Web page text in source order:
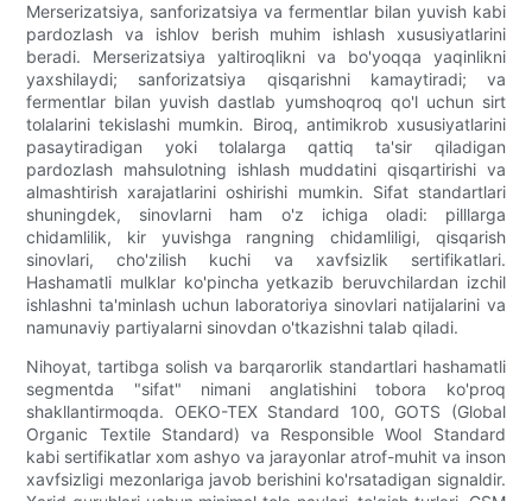
Merserizatsiya, sanforizatsiya va fermentlar bilan yuvish kabi
pardozlash va ishlov berish muhim ishlash xususiyatlarini
beradi. Merserizatsiya yaltiroqlikni va bo'yoqqa yaqinlikni
yaxshilaydi; sanforizatsiya qisqarishni kamaytiradi; va
fermentlar bilan yuvish dastlab yumshoqroq qo'l uchun sirt
tolalarini tekislashi mumkin. Biroq, antimikrob xususiyatlarini
pasaytiradigan yoki tolalarga qattiq ta'sir qiladigan
pardozlash mahsulotning ishlash muddatini qisqartirishi va
almashtirish xarajatlarini oshirishi mumkin. Sifat standartlari
shuningdek, sinovlarni ham o'z ichiga oladi: pilllarga
chidamlilik, kir yuvishga rangning chidamliligi, qisqarish
sinovlari, cho'zilish kuchi va xavfsizlik sertifikatlari.
Hashamatli mulklar ko'pincha yetkazib beruvchilardan izchil
ishlashni ta'minlash uchun laboratoriya sinovlari natijalarini va
namunaviy partiyalarni sinovdan o'tkazishni talab qiladi.
Nihoyat, tartibga solish va barqarorlik standartlari hashamatli
segmentda "sifat" nimani anglatishini tobora ko'proq
shakllantirmoqda. OEKO-TEX Standard 100, GOTS (Global
Organic Textile Standard) va Responsible Wool Standard
kabi sertifikatlar xom ashyo va jarayonlar atrof-muhit va inson
xavfsizligi mezonlariga javob berishini ko'rsatadigan signaldir.